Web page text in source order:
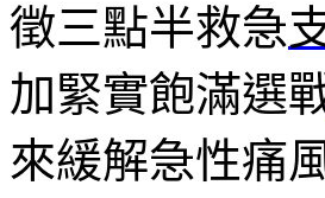
徵三點半救急
加緊實飽滿選
來緩解急性痛